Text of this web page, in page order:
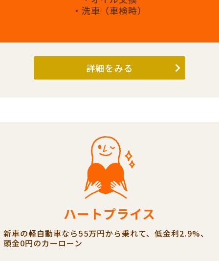
・洗車（車検時）
詳細をみる
ハートプライス
新車の軽自動車なら55万円から乗れて、低金利2.9%、
頭金0円のカーローン